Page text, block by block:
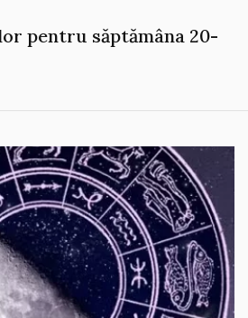
pentru săptămâna 20-